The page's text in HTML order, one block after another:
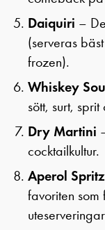
Daiquiri –
(serveras
frozen).
Whiskey
sött, surt,
Dry Martini
cocktailkultur.
Aperol Spritz
favoriten som